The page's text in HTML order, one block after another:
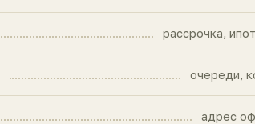
рассрочка,
очереди,
адрес